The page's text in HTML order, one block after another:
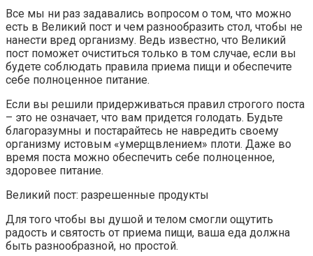
Все мы ни раз задавались вопросом о том, что можно
есть в Великий пост и чем разнообразить стол, чтобы не
нанести вред организму. Ведь известно, что Великий
пост поможет очиститься только в том случае, если вы
будете соблюдать правила приема пищи и обеспечите
себе полноценное питание.
Если вы решили придерживаться правил строгого поста
– это не означает, что вам придется голодать. Будьте
благоразумны и постарайтесь не навредить своему
организму истовым «умерщвлением» плоти. Даже во
время поста можно обеспечить себе полноценное,
здоровее питание.
Великий пост: разрешенные продукты
Для того чтобы вы душой и телом смогли ощутить
радость и святость от приема пищи, ваша еда должна
быть разнообразной, но простой.